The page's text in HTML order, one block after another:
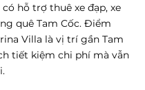
hỗ trợ thuê xe đạp, xe
quê Tam Cốc. Điểm
Villa là vị trí gần Tam
tiết kiệm chi phí mà vẫn